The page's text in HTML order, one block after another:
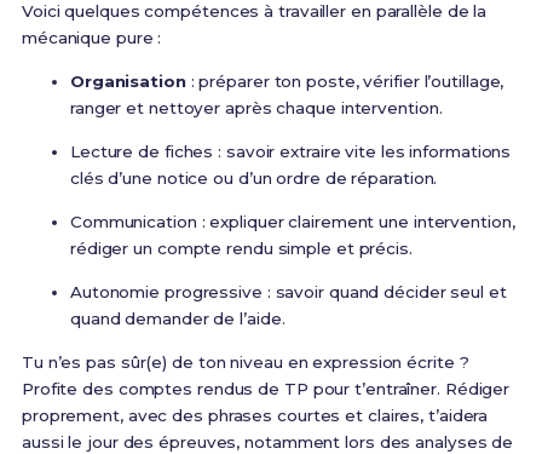
Voici quelques compétences à travailler en parallèle de la
mécanique pure :
Organisation: préparer ton poste, vérifier l’outillage,
ranger et nettoyer après chaque intervention.
Lecture de fiches : savoir extraire vite les informations
clés d’une notice ou d’un ordre de réparation.
Communication : expliquer clairement une intervention,
rédiger un compte rendu simple et précis.
Autonomie progressive : savoir quand décider seul et
quand demander de l’aide.
Tu n’es pas sûr(e) de ton niveau en expression écrite ?
Profite des comptes rendus de TP pour t’entraîner. Rédiger
proprement, avec des phrases courtes et claires, t’aidera
aussi le jour des épreuves, notamment lors des analyses de